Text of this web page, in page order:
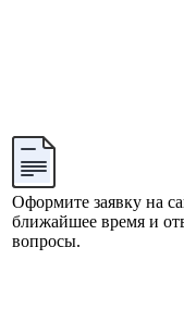
Оформите заявку на
ближайшее время и
вопросы.